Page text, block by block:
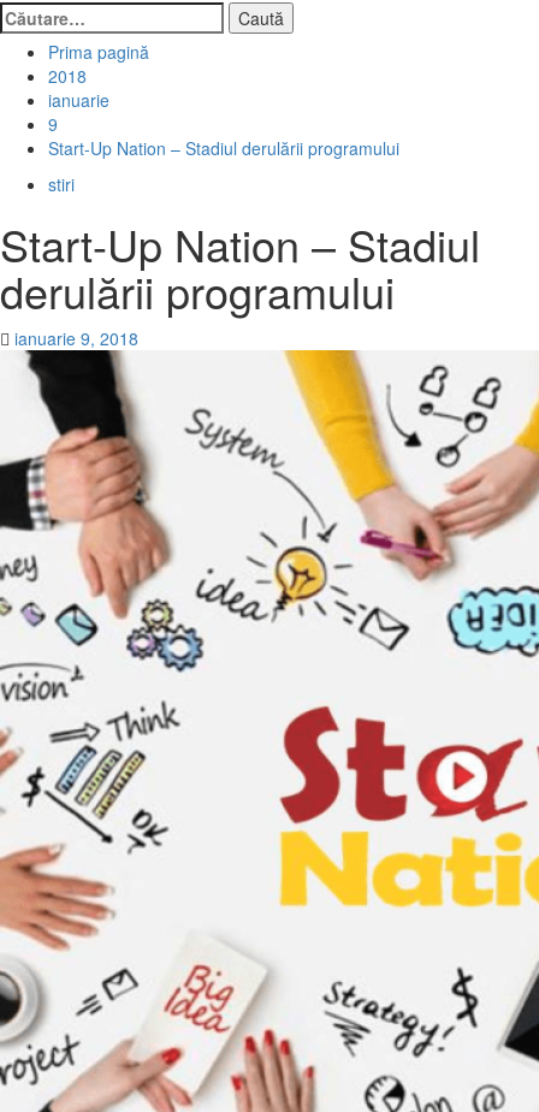
Caută
după:
Prima pagină
2018
ianuarie
9
Start-Up Nation – Stadiul derulării programului
stiri
Start-Up Nation – Stadiul
derulării programului
ianuarie 9, 2018